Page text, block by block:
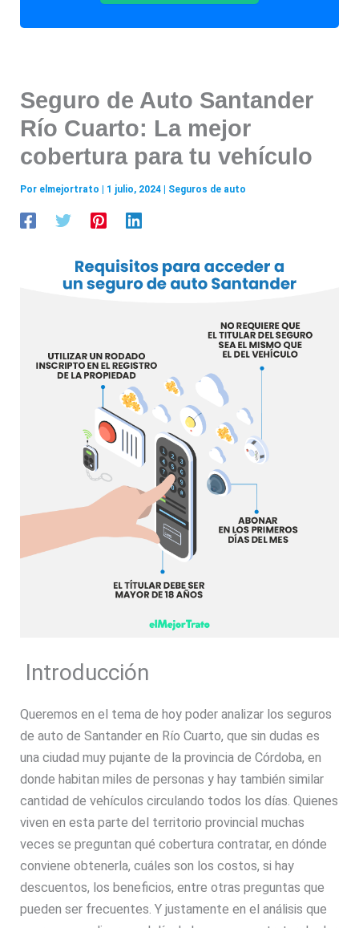
Seguro de Auto Santander
Río Cuarto: La mejor
cobertura para tu vehículo
Por elmejortrato 1 julio, 2024 Seguros de auto
Introducción
Queremos en el tema de hoy poder analizar los seguros
de auto de Santander en Río Cuarto, que sin dudas es
una ciudad muy pujante de la provincia de Córdoba, en
donde habitan miles de personas y hay también similar
cantidad de vehículos circulando todos los días. Quienes
viven en esta parte del territorio provincial muchas
veces se preguntan qué cobertura contratar, en dónde
conviene obtenerla, cuáles son los costos, si hay
descuentos, los beneficios, entre otras preguntas que
pueden ser frecuentes. Y justamente en el análisis que